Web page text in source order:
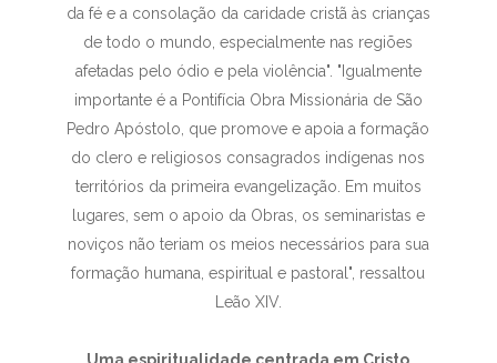
da fé e a consolação da caridade cristã às crianças
de todo o mundo, especialmente nas regiões
afetadas pelo ódio e pela violência". "Igualmente
importante é a Pontifícia Obra Missionária de São
Pedro Apóstolo, que promove e apoia a formação
do clero e religiosos consagrados indígenas nos
territórios da primeira evangelização. Em muitos
lugares, sem o apoio da Obras, os seminaristas e
noviços não teriam os meios necessários para sua
formação humana, espiritual e pastoral", ressaltou
Leão XIV.